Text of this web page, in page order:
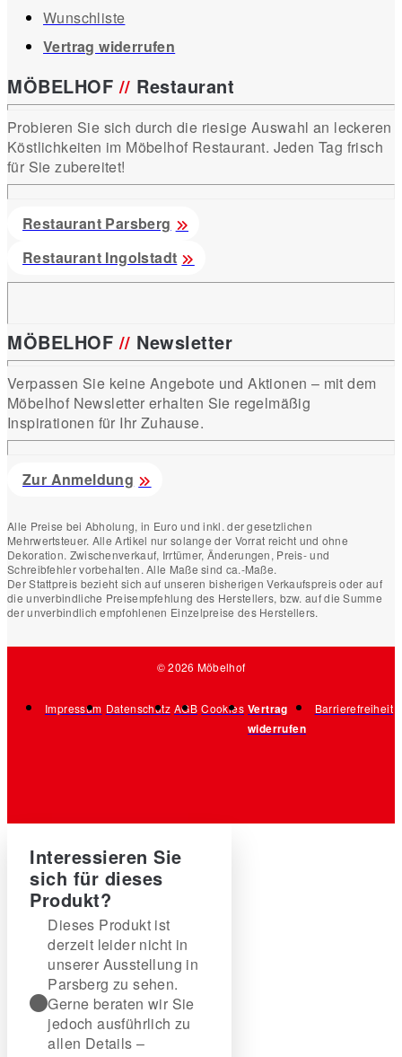
Wunschliste
Vertrag widerrufen
MÖBELHOF// Restaurant
Probieren Sie sich durch die riesige Auswahl an leckeren
Köstlichkeiten im Möbelhof Restaurant. Jeden Tag frisch
für Sie zubereitet!
Restaurant Parsberg
Restaurant Ingolstadt
MÖBELHOF// Newsletter
Verpassen Sie keine Angebote und Aktionen – mit dem
Möbelhof Newsletter erhalten Sie regelmäßig
Inspirationen für Ihr Zuhause.
Zur Anmeldung
Alle Preise bei Abholung, in Euro und inkl. der gesetzlichen
Mehrwertsteuer. Alle Artikel nur solange der Vorrat reicht und ohne
Dekoration. Zwischenverkauf, Irrtümer, Änderungen, Preis- und
Schreibfehler vorbehalten. Alle Maße sind ca.-Maße.
Der Stattpreis bezieht sich auf unseren bisherigen Verkaufspreis oder auf
die unverbindliche Preisempfehlung des Herstellers, bzw. auf die Summe
der unverbindlich empfohlenen Einzelpreise des Herstellers.
© 2026 Möbelhof
Impressum Datenschutz AGB Cookies Vertrag
widerrufen
Barrierefreiheit
Interessieren Sie
sich für dieses
Produkt?
Dieses Produkt ist
derzeit leider nicht in
unserer Ausstellung in
Parsberg zu sehen.
Gerne beraten wir Sie
jedoch ausführlich zu
allen Details –